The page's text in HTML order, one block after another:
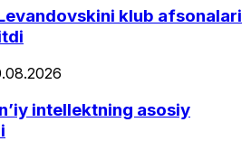
klub afsonalari
intellektning asosiy